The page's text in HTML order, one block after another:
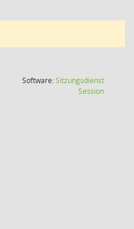
Software:Sitzungsdienst
Session(Wird in